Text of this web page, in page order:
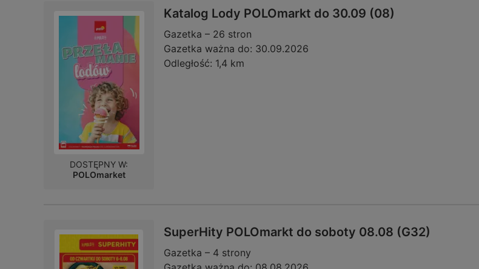
Katalog Lody POLOmarkt do 30.09 (08)
Gazetka – 26 stron
Gazetka ważna do: 30.09.2026
Odległość: 1,4 km
DOSTĘPNY W:
POLOmarket
SuperHity POLOmarkt do soboty 08.08 (G32)
Gazetka – 4 strony